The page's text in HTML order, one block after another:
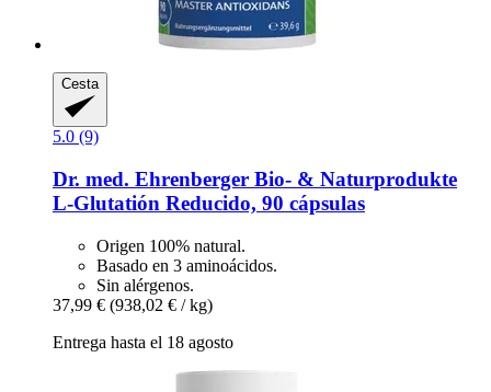
Cesta
5.0 (9)
Dr. med. Ehrenberger Bio- & Naturprodukte
L-​Glutatión Reducido, 90 cápsulas
Origen 100% natural.
Basado en 3 aminoácidos.
Sin alérgenos.
37,99 € (938,02 € / kg)
Entrega hasta el 18 agosto